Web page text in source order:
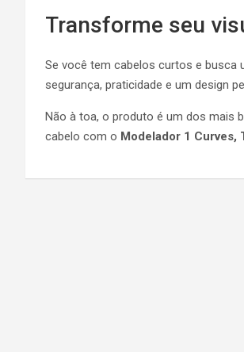
Transforme seu
Se você tem cabelos curtos e busca
segurança, praticidade e um design
Não à toa, o produto é um dos mais
cabelo com o Modelador 1 Curves,